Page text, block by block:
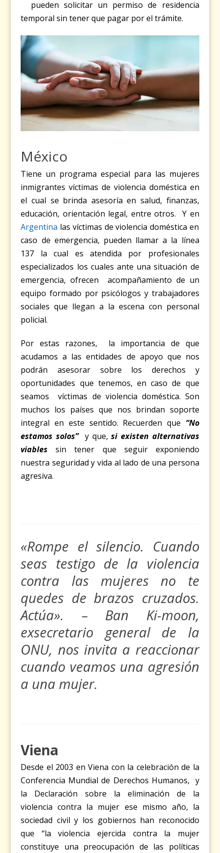
pueden solicitar un permiso de residencia
temporal sin tener que pagar por el trámite.
México
Tiene un programa especial para las mujeres
inmigrantes víctimas de violencia doméstica en
el cual se brinda asesoría en salud, finanzas,
educación, orientación legal, entre otros.
Y en
Argentina las víctimas de violencia doméstica en
caso de emergencia, pueden llamar a la línea
137 la cual es atendida por profesionales
especializados los cuales ante una situación de
emergencia, ofrecen acompañamiento de un
equipo formado por psicólogos y trabajadores
sociales que llegan a la escena con personal
policial.
Por estas razones, la importancia de que
acudamos a las entidades de apoyo que nos
podrán asesorar sobre los derechos y
oportunidades que tenemos, en caso de que
seamos víctimas de violencia doméstica. Son
muchos los países que nos brindan soporte
integral en este sentido. Recuerden que “No
estamos solos”y que,si existen alternativas
viables sin tener que seguir exponiendo
nuestra seguridad y vida al lado de una persona
agresiva.
«Rompe el silencio. Cuando
seas testigo de la violencia
contra las mujeres no te
quedes de brazos cruzados.
Actúa». – Ban Ki-moon,
exsecretario general de la
ONU, nos invita a reaccionar
cuando veamos una agresión
a una mujer.
Viena
Desde el 2003 en Viena con la celebración de la
Conferencia Mundial de Derechos Humanos, y
la Declaración sobre la eliminación de la
violencia contra la mujer ese mismo año, la
sociedad civil y los gobiernos han reconocido
que “la violencia ejercida contra la mujer
constituye una preocupación de las políticas